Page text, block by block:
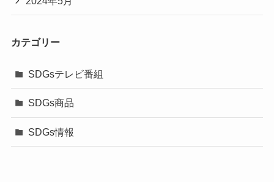
カテゴリー
SDGsテレビ番組
SDGs商品
SDGs情報